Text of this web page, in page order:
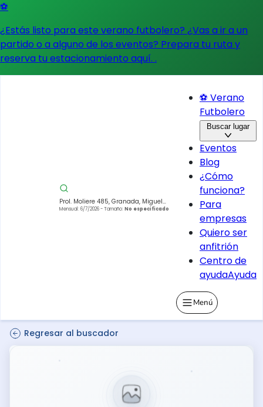
⚽
¿Estás listo para este verano futbolero? ¿Vas a ir a un
partido o a alguno de los eventos? Prepara tu ruta y
reserva tu estacionamiento aquí. .
Prol. Moliere 485, Granada, Miguel
Hidalgo, 11529 Ciudad de México,
Mensual: 6/7/2026- Tamaño: No especificado
⚽ Verano
Futbolero
Buscar lugar
Eventos
Blog
¿Cómo
funciona?
Para
empresas
Quiero ser
anfitrión
Centro de
ayudaAyuda
Menú
Regresar al buscador